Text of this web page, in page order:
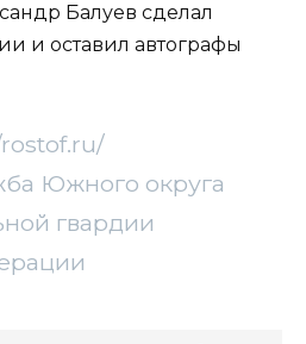
Балуев сделал
и оставил автографы
Южного округа
гвардии